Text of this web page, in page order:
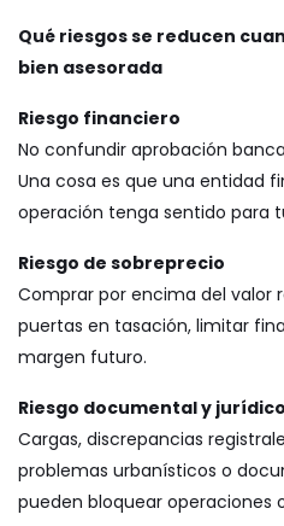
Qué riesgos se reducen
bien asesorada
Riesgo financiero
No confundir aprobación
Una cosa es que una entidad
operación tenga sentido para
Riesgo de sobreprecio
Comprar por encima del valor
puertas en tasación, limitar
margen futuro.
Riesgo documental y jurídico
Cargas, discrepancias
problemas urbanísticos o
pueden bloquear operaciones